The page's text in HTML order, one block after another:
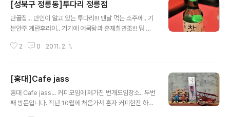
[성북구 정릉동]투다리 정릉점
단골집... 만인이 알고 있는 투다리!!! 맨날 먹는 소주에.. 기
본안주 계란후라이.. 거기에 어묵탕과 훈제칠면조!!! 뭐 말
적인 맛.. 하지만... 단골이 좋은건 더 많은 서비스가 있다는
매번 사진만 찍다가 이번엔 진짜로 올려봅니다^^ Nikon
D300 & Sigma 24-70 F2.8 EX DG 2011-01-24
2 0 2011. 2. 1.
[홍대]Cafe jass
홍대 Cafe jass... 커피모임에 제가친 번개모임장소.. 두번
째 방문입니다. 작년 10월에 처음가서 혼자 커피한잔 하고